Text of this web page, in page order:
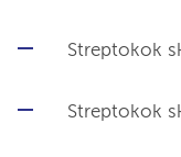
Streptokok
Streptokok